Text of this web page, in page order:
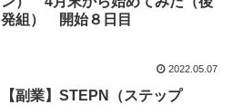
発組） 開始８日目
2022.05.07
【副業】STEPN（ステップ